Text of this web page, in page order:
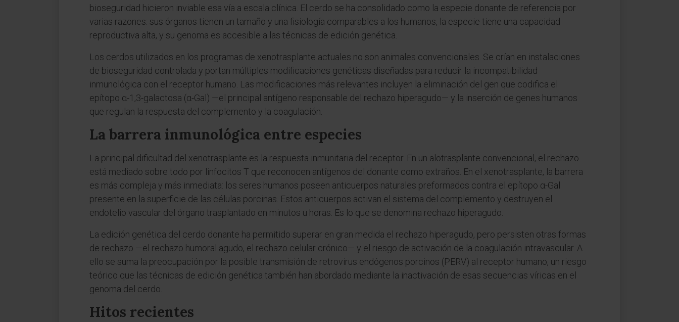
bioseguridad hicieron inviable esa vía a escala clínica. El cerdo se ha consolidado como la especie donante de referencia por
varias razones: sus órganos tienen un tamaño y una fisiología comparables a los humanos, la especie tiene una capacidad
reproductiva alta, y su genoma es accesible a las técnicas de edición genética.
Los cerdos utilizados en los programas de xenotrasplante actuales no son animales convencionales. Se crían en instalaciones
de bioseguridad controlada y portan múltiples modificaciones genéticas diseñadas para reducir la incompatibilidad
inmunológica con el receptor humano. Las modificaciones más relevantes incluyen la eliminación del gen que codifica el
epítopo α-1,3-galactosa (α-Gal) —el principal antígeno responsable del rechazo hiperagudo— y la inserción de genes humanos
que regulan la respuesta del complemento y la coagulación.
La barrera inmunológica entre especies
La principal dificultad del xenotrasplante es la respuesta inmunitaria del receptor. En un alotrasplante convencional, el rechazo
está mediado sobre todo por linfocitos T que reconocen antígenos del donante como extraños. En el xenotrasplante, la barrera
es más compleja y más inmediata: los seres humanos poseen anticuerpos naturales preformados contra el epítopo α-Gal
presente en la superficie de las células porcinas. Estos anticuerpos activan el sistema del complemento y destruyen el
endotelio vascular del órgano trasplantado en minutos u horas. Es lo que se denomina rechazo hiperagudo.
La edición genética del cerdo donante ha permitido superar en gran medida el rechazo hiperagudo, pero persisten otras formas
de rechazo —el rechazo humoral agudo, el rechazo celular crónico— y el riesgo de activación de la coagulación intravascular. A
ello se suma la preocupación por la posible transmisión de retrovirus endógenos porcinos (PERV) al receptor humano, un riesgo
teórico que las técnicas de edición genética también han abordado mediante la inactivación de esas secuencias víricas en el
genoma del cerdo.
Hitos recientes